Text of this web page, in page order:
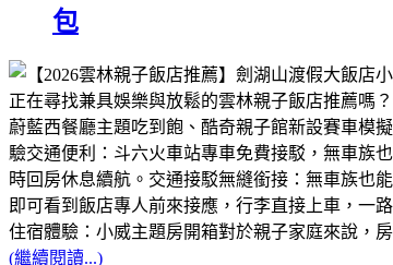
包
正在尋找兼具娛樂與放鬆的雲林親子飯店推薦嗎
蔚藍西餐廳主題吃到飽、酷奇親子館新設賽車模
驗交通便利：斗六火車站專車免費接駁，無車族
時回房休息續航。交通接駁無縫銜接：無車族也
即可看到飯店專人前來接應，行李直接上車，一
住宿體驗：小威主題房開箱對於親子家庭來說，
(繼續閱讀...)